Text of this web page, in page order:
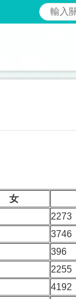
搜尋
女
2273
3746
396
2255
4192